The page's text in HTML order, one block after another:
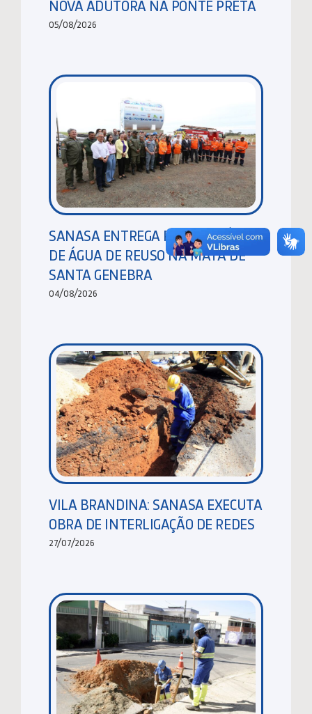
NOVA ADUTORA NA PONTE PRETA
05/08/2026
SANASA ENTREGA RESERVATÓRIO
DE ÁGUA DE REUSO NA MATA DE
SANTA GENEBRA
04/08/2026
VILA BRANDINA: SANASA EXECUTA
OBRA DE INTERLIGAÇÃO DE REDES
27/07/2026